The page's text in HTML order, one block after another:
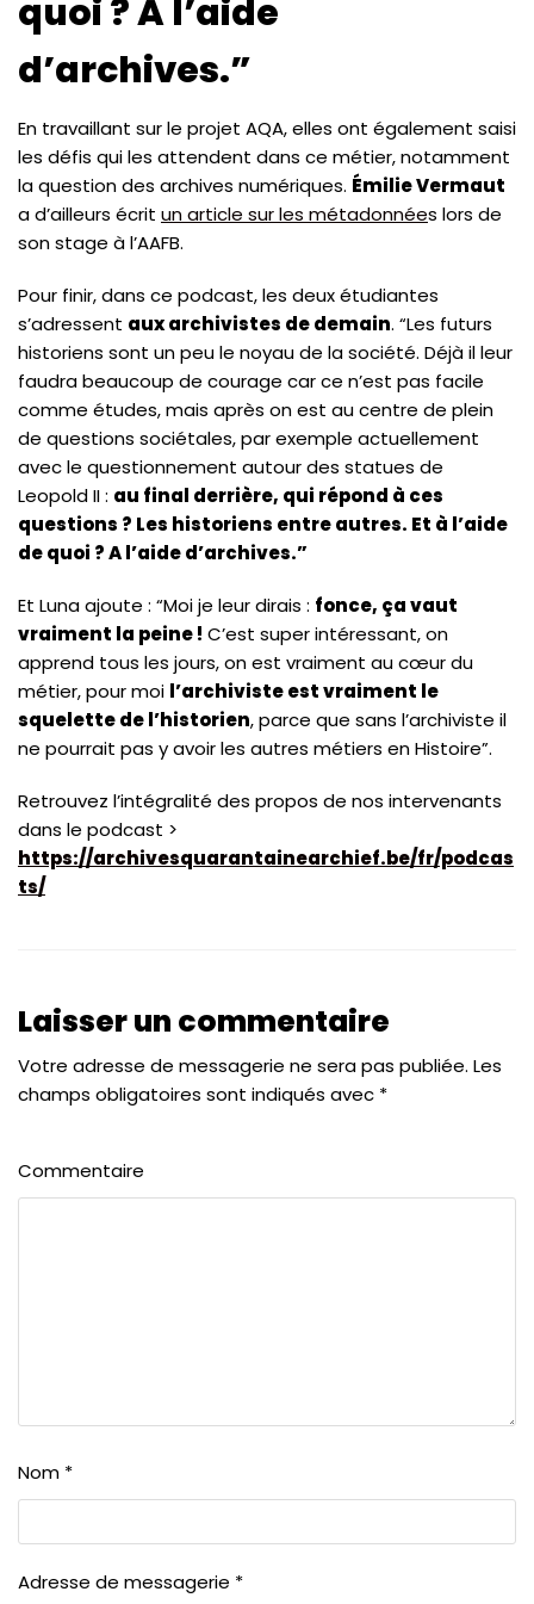
quoi ? A l’aide
d’archives.”
En travaillant sur le projet AQA, elles ont également saisi
les défis qui les attendent dans ce métier, notamment
la question des archives numériques. Émilie Vermaut
a d’ailleurs écrit un article sur les métadonnées lors de
son stage à l’AAFB.
Pour finir, dans ce podcast, les deux étudiantes
s’adressent aux archivistes de demain. “Les futurs
historiens sont un peu le noyau de la société. Déjà il leur
faudra beaucoup de courage car ce n’est pas facile
comme études, mais après on est au centre de plein
de questions sociétales, par exemple actuellement
avec le questionnement autour des statues de
Leopold II : au final derrière, qui répond à ces
questions ? Les historiens entre autres. Et à l’aide
de quoi ? A l’aide d’archives.”
Et Luna ajoute : “Moi je leur dirais : fonce, ça vaut
vraiment la peine ! C’est super intéressant, on
apprend tous les jours, on est vraiment au cœur du
métier, pour moi l’archiviste est vraiment le
squelette de l’historien, parce que sans l’archiviste il
ne pourrait pas y avoir les autres métiers en Histoire”.
Retrouvez l’intégralité des propos de nos intervenants
dans le podcast >
https://archivesquarantainearchief.be/fr/podcas
ts/
Laisser un commentaire
Votre adresse de messagerie ne sera pas publiée. Les
champs obligatoires sont indiqués avec *
Commentaire
Nom *
Adresse de messagerie *